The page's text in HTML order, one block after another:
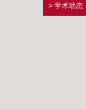
> 学术动态